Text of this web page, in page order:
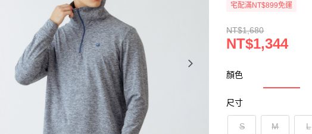
宅配滿NT$899免運
NT$1,680
NT$1,344
顏色
尺寸
S M L